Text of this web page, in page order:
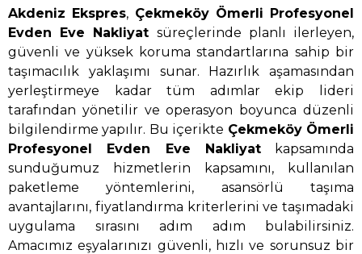
Akdeniz Ekspres, Çekmeköy Ömerli Profesyonel
Evden Eve Nakliyat süreçlerinde planlı ilerleyen,
güvenli ve yüksek koruma standartlarına sahip bir
taşımacılık yaklaşımı sunar. Hazırlık aşamasından
yerleştirmeye kadar tüm adımlar ekip lideri
tarafından yönetilir ve operasyon boyunca düzenli
bilgilendirme yapılır. Bu içerikte Çekmeköy Ömerli
Profesyonel Evden Eve Nakliyatkapsamında
sunduğumuz hizmetlerin kapsamını, kullanılan
paketleme yöntemlerini, asansörlü taşıma
avantajlarını, fiyatlandırma kriterlerini ve taşımadaki
uygulama sırasını adım adım bulabilirsiniz.
Amacımız eşyalarınızı güvenli, hızlı ve sorunsuz bir